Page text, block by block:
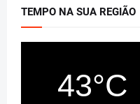
TEMPO NA SUA REGIÃO
43°C